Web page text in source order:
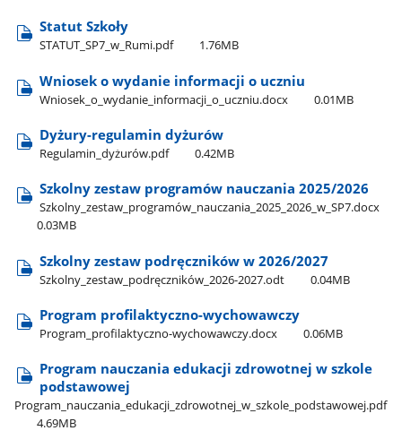
Statut Szkoły
STATUT​_SP7​_w​_Rumi.pdf 1.76MB
Wniosek o wydanie informacji o uczniu
Wniosek​_o​_wydanie​_informacji​_o​_uczniu.docx 0.01MB
Dyżury-regulamin dyżurów
Regulamin​_dyżurów.pdf 0.42MB
Szkolny zestaw programów nauczania 2025/2026
Szkolny​_zestaw​_programów​_nauczania​_2025​_2026​_w​_SP7.docx
0.03MB
Szkolny zestaw podręczników w 2026/2027
Szkolny​_zestaw​_podręczników​_2026-2027.odt 0.04MB
Program profilaktyczno-wychowawczy
Program​_profilaktyczno-wychowawczy.docx 0.06MB
Program nauczania edukacji zdrowotnej w szkole
podstawowej
Program​_nauczania​_edukacji​_zdrowotnej​_w​_szkole​_podstawowej.pdf
4.69MB